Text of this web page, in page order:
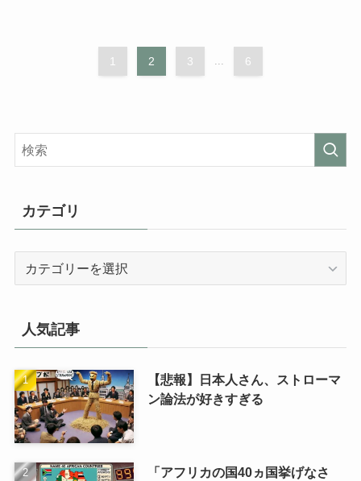
1 2 3 ... 6
カテゴリ
人気記事
【悲報】日本人さん、ストローマ
ン論法が好きすぎる
「アフリカの国40ヵ国挙げなさ